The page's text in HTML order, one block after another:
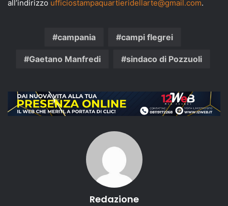
all’indirizzo ufficiostampaquartieridellarte@gmail.com.
campania campi flegrei
Gaetano Manfredi sindaco di Pozzuoli
Redazione